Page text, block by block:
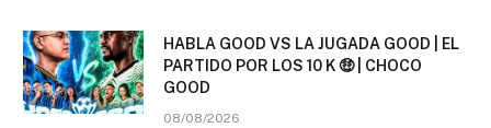
HABLA GOOD VS LA JUGADA GOOD | EL
PARTIDO POR LOS 10 K 🤑 | CHOCO
GOOD
08/08/2026